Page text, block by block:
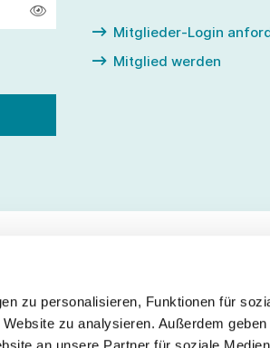
zu personalisieren, Funktionen für
zu analysieren. Außerdem geben
Mitglieder-Login
Mitglied werden